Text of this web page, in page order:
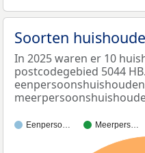
Soorten
In 2025 waren er 10
postcodegebied 5044
Eenperso… Meerpers…